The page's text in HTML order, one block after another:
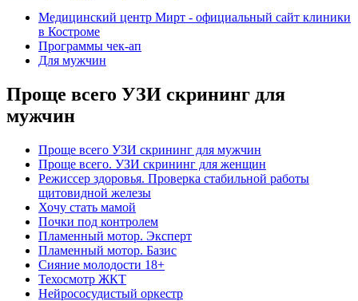
Медицинский центр Мирт - официальный сайт клиники
в Костроме
Программы чек-ап
Для мужчин
Проще всего УЗИ скрининг для
мужчин
Проще всего УЗИ скрининг для мужчин
Проще всего. УЗИ скрининг для женщин
Режиссер здоровья. Проверка стабильной работы
щитовидной железы
Хочу стать мамой
Почки под контролем
Пламенный мотор. Эксперт
Пламенный мотор. Базис
Сияние молодости 18+
Техосмотр ЖКТ
Нейрососудистый оркестр